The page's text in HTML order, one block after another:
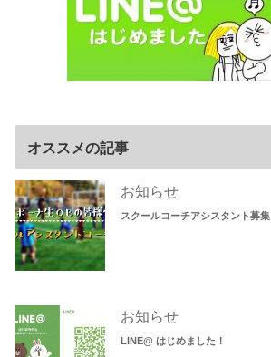
オススメの記事
お知らせ
スクールコーチアシスタント募集
お知らせ
LINE@ はじめました！